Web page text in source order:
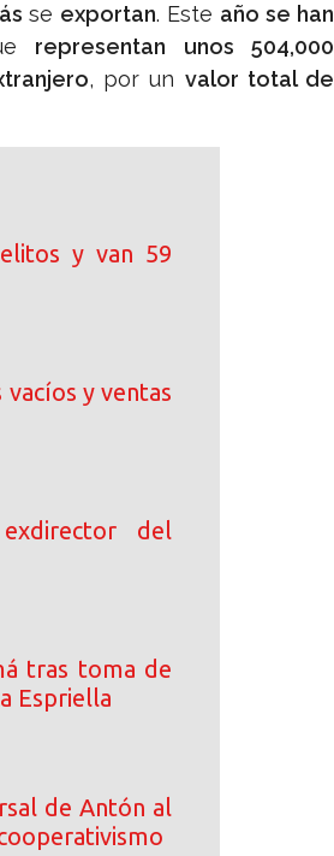
se exportan. Este año se han
representan unos 504,000
, por un valor total de
y van 59
vacíos y ventas
del
tras toma de
Espriella
de Antón al